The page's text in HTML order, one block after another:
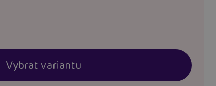
Vybrat variantu